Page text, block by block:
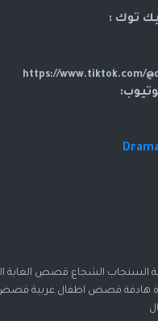
توك :
الشجاع قصص الغابة
قصص اطفال عربية